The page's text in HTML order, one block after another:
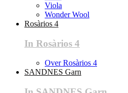
Viola
Wonder Wool
Rosàrios 4
In Rosàrios 4
Over Rosàrios 4
SANDNES Garn